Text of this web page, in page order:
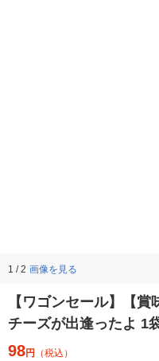
1 / 2 画像を見る
【ワゴンセール】【
チーズが出逢ったよ 1
98円 （税込）